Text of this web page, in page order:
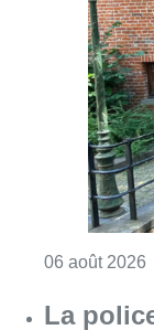
06 août 2026
La